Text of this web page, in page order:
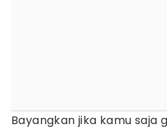
Bayangkan jika kamu saja